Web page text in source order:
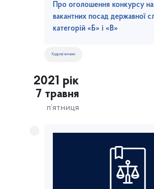
Про оголошення конкурсу на
вакантних посад державної
категорій «Б» і «В»
Кадрові питання
2021 рік
7 травня
п’ятниця